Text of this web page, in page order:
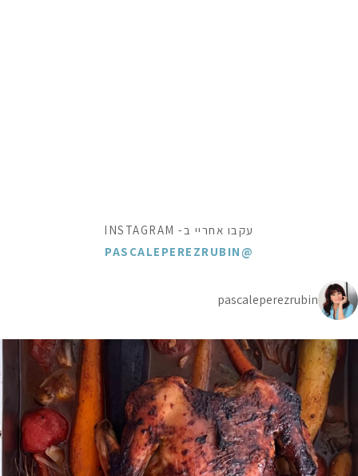
עקבו אחריי ב- INSTAGRAM
@PASCALEPEREZRUBIN
pascaleperezrubin